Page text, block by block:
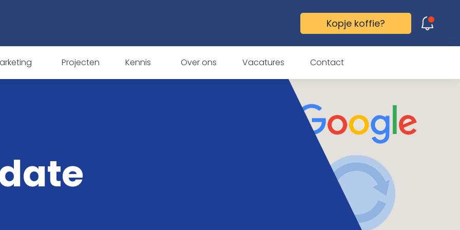
Kopje koffie?
Gefopt! Ook jij trapt erin!
doen wat je wilt. Wacht
niet langer en neem
vandaag nog contact
met ons op!
Vertel mij meer
Projecten Kennis Over ons Vacatures Contact